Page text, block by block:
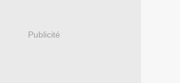
Publicité